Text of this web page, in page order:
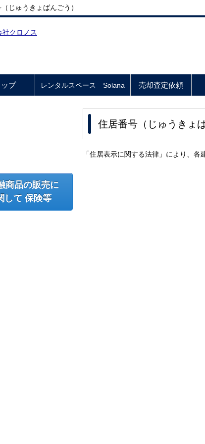
じゅうきょばんごう）
ップ レンタルスペース Solana 売却査定依頼
商品の販売に
して 保険等
住居番号（じゅうきょ
「住居表示に関する法律」により、